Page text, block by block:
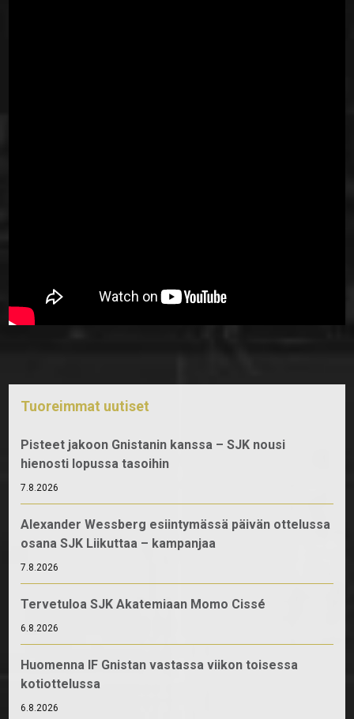
Tuoreimmat uutiset
Pisteet jakoon Gnistanin kanssa – SJK nousi
hienosti lopussa tasoihin
7.8.2026
Alexander Wessberg esiintymässä päivän ottelussa
osana SJK Liikuttaa – kampanjaa
7.8.2026
Tervetuloa SJK Akatemiaan Momo Cissé
6.8.2026
Huomenna IF Gnistan vastassa viikon toisessa
kotiottelussa
6.8.2026